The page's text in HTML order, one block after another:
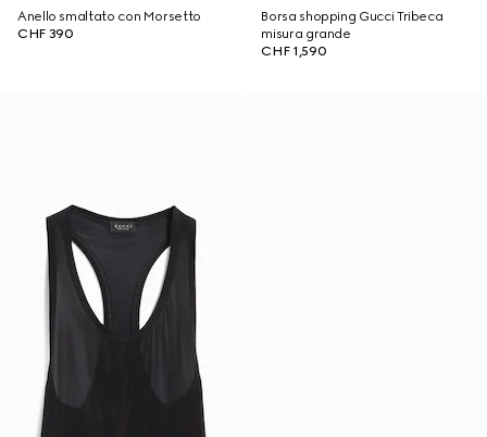
Anello smaltato con Morsetto
CHF 390
Borsa shopping Gucci Tribeca
misura grande
CHF 1,590